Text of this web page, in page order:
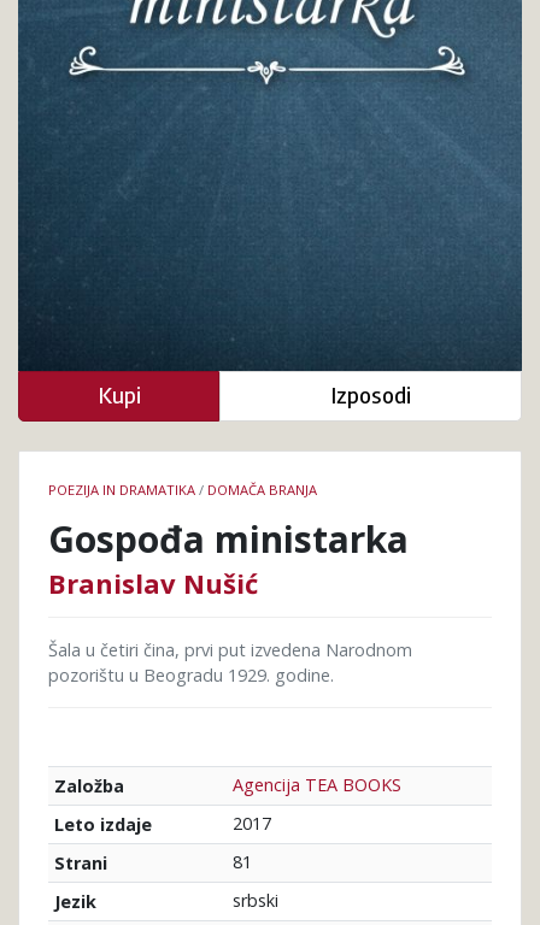
knjige
POEZIJA IN DRAMATIKA / DOMAČA BRANJA
Gospođa ministarka
Branislav Nušić
Šala u četiri čina, prvi put izvedena Narodnom
pozorištu u Beogradu 1929. godine.
Založba
Agencija TEA BOOKS
Leto izdaje
2017
Strani
81
Jezik
srbski
Kupi Izposodi